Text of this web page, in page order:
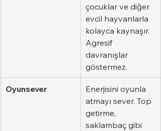
çocuklar ve diğer
evcil hayvanlarla
kolayca kaynaşır.
Agresif
davranışlar
göstermez.
Oyunsever
Enerjisini oyunla
atmayı sever. Top
getirme,
saklambaç gibi